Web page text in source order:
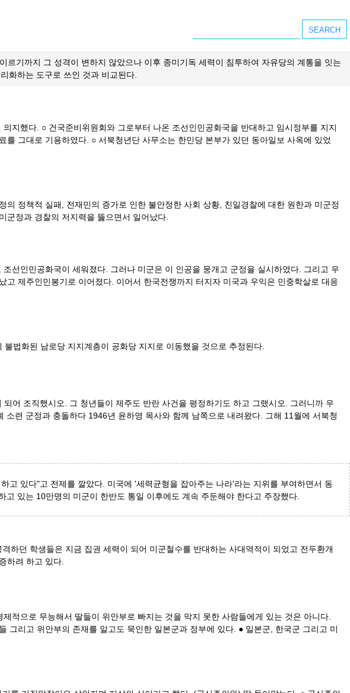
기까지 그 성격이 변하지 않았으나 이후 종미기독 세력이 침투하여 자유당의 계통을 잇는
화하는 도구로 쓰인 것과 비교된다.
지했다. ○ 건국준비위원회와 그로부터 나온 조선인민공화국을 반대하고 임시정부를 지지
그대로 기용하였다. ○ 서북청년단 사무소는 한민당 본부가 있던 동아일보 사옥에 있었
정책적 실패, 전재민의 증가로 인한 불안정한 사회 상황, 친일경찰에 대한 원한과 미군정
군정과 경찰의 저지력을 뚫으면서 일어났다.
선인민공화국이 세워졌다. 그러나 미군은 이 인공을 뭉개고 군정을 실시하였다. 그리고 우
제주인민봉기로 이어졌다. 이어서 한국전쟁까지 터지자 미국과 우익은 민중학살로 대응
법화된 남로당 지지계층이 공화당 지지로 이동했을 것으로 추정된다.
어 조직했시오. 그 청년들이 제주도 반란 사건을 평정하기도 하고 그랬시오. 그러니까 우
련 군정과 충돌하다 1946년 윤하영 목사와 함께 남쪽으로 내려왔다. 그해 11월에 서북청
고 있다"고 전제를 깔았다. 미국에 '세력균형을 잡아주는 나라'라는 지위를 부여하면서 동
있는 10만명의 미군이 한반도 통일 이후에도 계속 주둔해야 한다고 주장했다.
하던 학생들은 지금 집권 세력이 되어 미군철수를 반대하는 사대역적이 되었고 전두환개
하려 하고 있다.
적으로 무능해서 딸들이 위안부로 빠지는 것을 막지 못한 사람들에게 있는 것은 아니다.
리고 위안부의 존재를 알고도 묵인한 일본군과 정부에 있다. ● 일본군, 한국군 그리고 미